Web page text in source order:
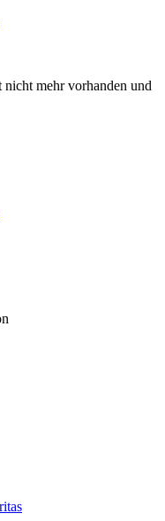
mehr vorhanden und